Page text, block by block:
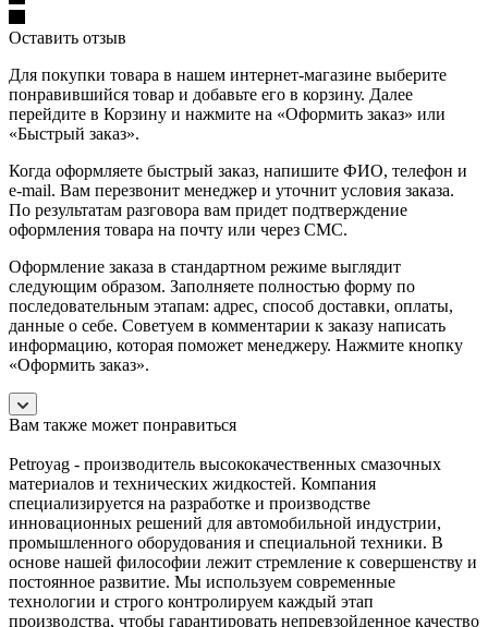
Оставить отзыв
Для покупки товара в нашем интернет-магазине выберите
понравившийся товар и добавьте его в корзину. Далее
перейдите в Корзину и нажмите на «Оформить заказ» или
«Быстрый заказ».
Когда оформляете быстрый заказ, напишите ФИО, телефон и
e-mail. Вам перезвонит менеджер и уточнит условия заказа.
По результатам разговора вам придет подтверждение
оформления товара на почту или через СМС.
Оформление заказа в стандартном режиме выглядит
следующим образом. Заполняете полностью форму по
последовательным этапам: адрес, способ доставки, оплаты,
данные о себе. Советуем в комментарии к заказу написать
информацию, которая поможет менеджеру. Нажмите кнопку
«Оформить заказ».
Вам также может понравиться
Petroyag - производитель высококачественных смазочных
материалов и технических жидкостей. Компания
специализируется на разработке и производстве
инновационных решений для автомобильной индустрии,
промышленного оборудования и специальной техники. В
основе нашей философии лежит стремление к совершенству и
постоянное развитие. Мы используем современные
технологии и строго контролируем каждый этап
производства, чтобы гарантировать непревзойденное качество